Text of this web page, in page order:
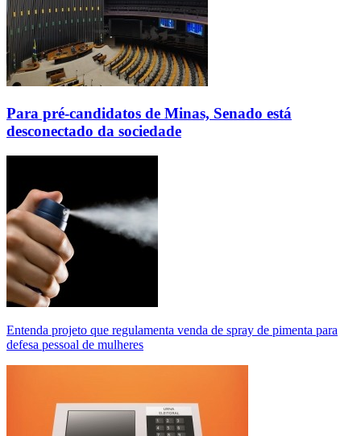
Para pré-candidatos de Minas, Senado está
desconectado da sociedade
Entenda projeto que regulamenta venda de spray de pimenta para
defesa pessoal de mulheres